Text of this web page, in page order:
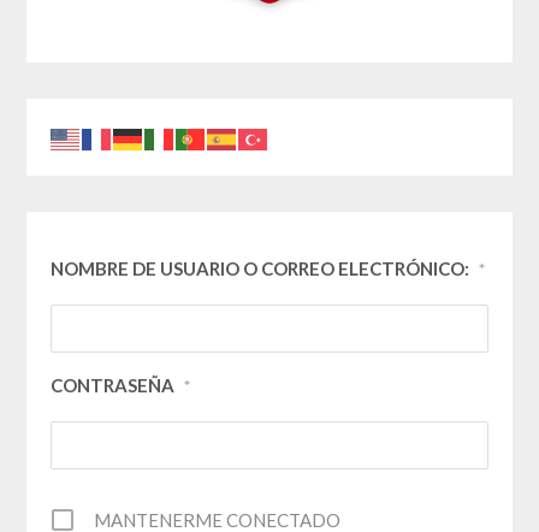
NOMBRE DE USUARIO O CORREO ELECTRÓNICO: *
CONTRASEÑA *
MANTENERME CONECTADO